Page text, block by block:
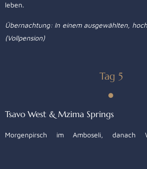
leben.
Übernachtung: In einem ausgewählten,
(Vollpension)
Tag 5
Tsavo West & Mzima Springs
Morgenpirsch im Amboseli, danach